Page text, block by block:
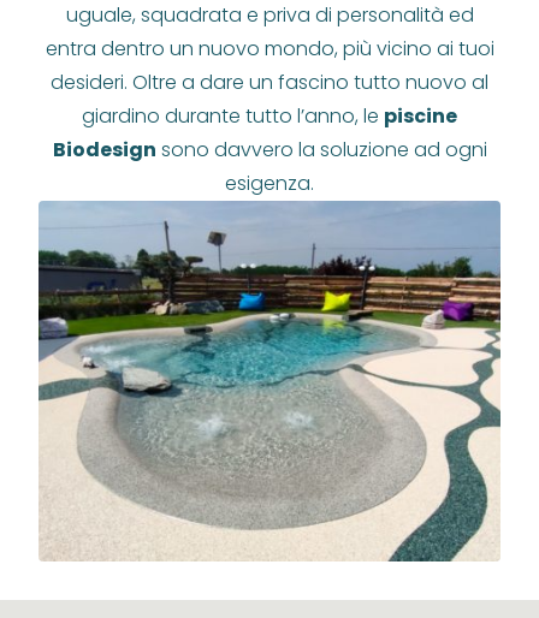
uguale, squadrata e priva di personalità ed
entra dentro un nuovo mondo, più vicino ai tuoi
desideri. Oltre a dare un fascino tutto nuovo al
giardino durante tutto l’anno, le piscine
Biodesign sono davvero la soluzione ad ogni
esigenza.